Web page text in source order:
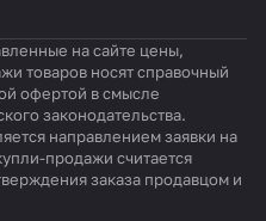
на сайте цены,
товаров носят справочный
офертой в смысле
законодательства.
направлением заявки на
продажи считается
заказа продавцом и